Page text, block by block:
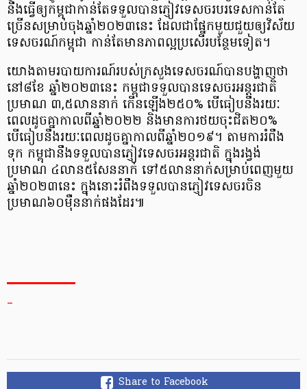
នឹងធ្វើឲ្យកម្ពុជាកាន់តែទទួលបានភ្ញៀវទេសចរបរទេសកាន់តែ
ច្រើនសម្រាប់ចុងឆ្នាំ២០២៣នេះ ដែលជាផ្នែកមួយជួយឲ្យវិស័យ
ទេសចរណ៍កម្ពុជា កាន់តែមានភាពល្អប្រសើរបន្ថែមទៀត។
យោងតាមរបាយការណ៍របស់ក្រសួងទេសចរណ៍បានបង្ហាញថា
នៅ៨ខែ ឆ្នាំ២០២៣នេះ កម្ពុជាទទួលបានទេសចរអន្តរជាតិ
ប្រមាណ ៣,៥លាននាក់ កើនឡើង២៥០% បើធៀបនឹងរយៈ
ពេលដូចគ្នាកាលពីឆ្នាំ២០២២ និងមានការថយចុះជិត២០%
បើធៀបនឹងរយៈពេលដូចគ្នាកាលពីឆ្នាំ២០១៩។ តាមការរំពឹង
ទុក កម្ពុជានឹងទទួលបានភ្ញៀវទេសចរអន្តរជាតិ ក្នុងរង្វង់
ប្រមាណ ៤លាន៥សែននាក់ ទៅ៥លាននាក់សម្រាប់ពេញមួយ
ឆ្នាំ២០២៣នេះ ក្នុងនោះរំពឹងទទួលបានភ្ញៀវទេសចរចិន
ប្រមាណ៦០ម៉ឺននាក់ផងដែរ៕
_
Share to Facebook